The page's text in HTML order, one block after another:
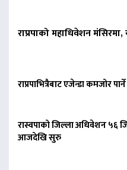
राप्रपाको महाधिवेशन
राप्रपाभित्रैबाट एजेन्डा कमजोर
रास्वपाको जिल्ला अधिवेशन ५६
आजदेखि सुरु